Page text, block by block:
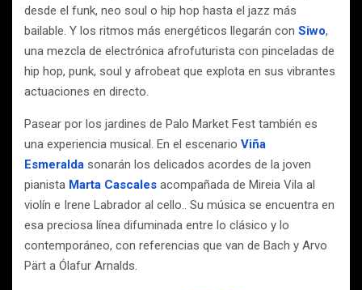
desde el funk, neo soul o hip hop hasta el jazz más
bailable. Y los ritmos más energéticos llegarán con Siwo,
una mezcla de electrónica afrofuturista con pinceladas de
hip hop, punk, soul y afrobeat que explota en sus vibrantes
actuaciones en directo.
Pasear por los jardines de Palo Market Fest también es
una experiencia musical. En el escenario Viña
Esmeralda sonarán los delicados acordes de la joven
pianista Marta Cascales acompañada de Mireia Vila al
violín e Irene Labrador al cello.. Su música se encuentra en
esa preciosa línea difuminada entre lo clásico y lo
contemporáneo, con referencias que van de Bach y Arvo
Pärt a Ólafur Arnalds.